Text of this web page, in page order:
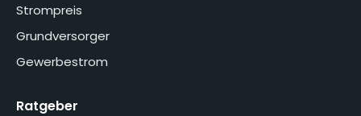
Strompreis
Grundversorger
Gewerbestrom
Ratgeber